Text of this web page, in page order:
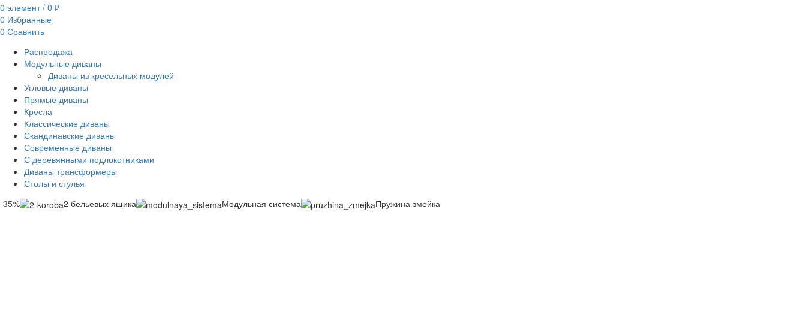
0 элемент / 0 ₽
0 Избранные
0 Сравнить
Распродажа
Модульные диваны
Диваны из кресельных модулей
Угловые диваны
Прямые диваны
Кресла
Классические диваны
Скандинавские диваны
Современные диваны
С деревянными подлокотниками
Диваны трансформеры
Столы и стулья
-35%
2 бельевых ящика Модульная система Пружина змейка